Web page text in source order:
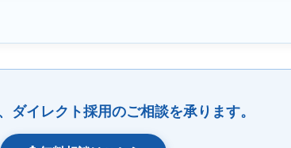
ダイレクト採用のご相談を承ります。